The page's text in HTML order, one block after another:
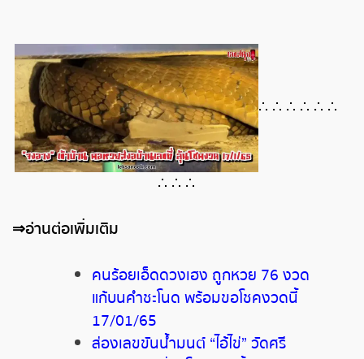
∴ ∴ ∴ ∴ ∴ ∴
∴ ∴ ∴
⇒อ่านต่อเพิ่มเติม
คนร้อยเอ็ดดวงเฮง ถูกหวย 76 งวด
แก้บนคำชะโนด พร้อมขอโชคงวดนี้
17/01/65
ส่องเลขขันน้ำมนต์ “ไอ้ไข่” วัดศรี